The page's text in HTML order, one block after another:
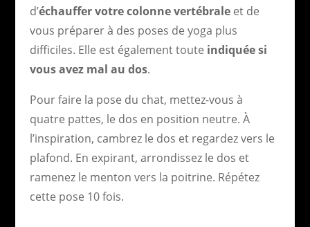
d’échauffer votre colonne vertébraleet de
vous préparer à des poses de yoga plus
difficiles. Elle est également toute indiquée si
vous avez mal au dos.
Pour faire la pose du chat, mettez-vous à
quatre pattes, le dos en position neutre. À
l’inspiration, cambrez le dos et regardez vers le
plafond. En expirant, arrondissez le dos et
ramenez le menton vers la poitrine. Répétez
cette pose 10 fois.